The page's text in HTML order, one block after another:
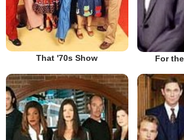
That '70s Show For